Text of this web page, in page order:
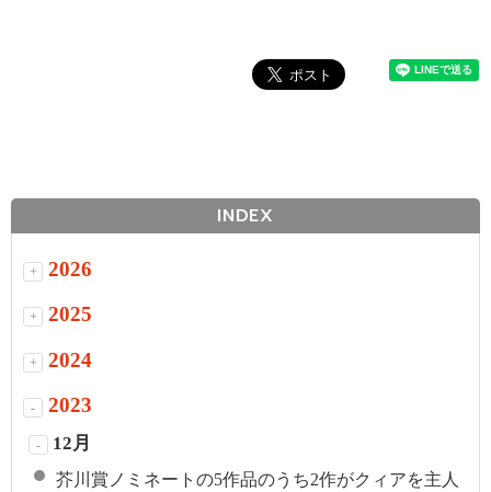
INDEX
+ 2026
+ 2025
+ 2024
- 2023
- 12月
芥川賞ノミネートの5作品のうち2作がクィアを主人